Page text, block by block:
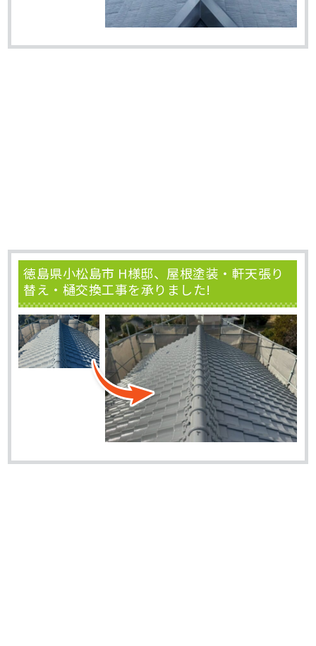
徳島県小松島市 H様邸、屋根塗装・軒天張り
替え・樋交換工事を承りました!